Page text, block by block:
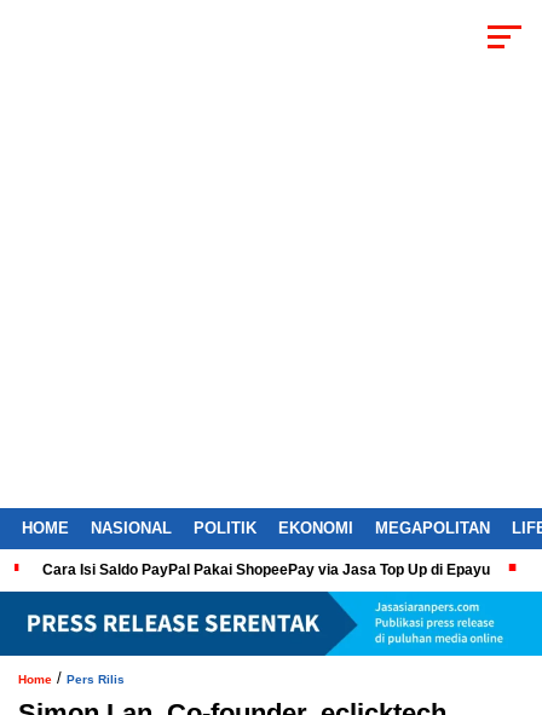
HOME NASIONAL POLITIK EKONOMI MEGAPOLITAN
Cara Isi Saldo PayPal Pakai ShopeePay via Jasa Top Up di Epayu
Home / Pers Rilis